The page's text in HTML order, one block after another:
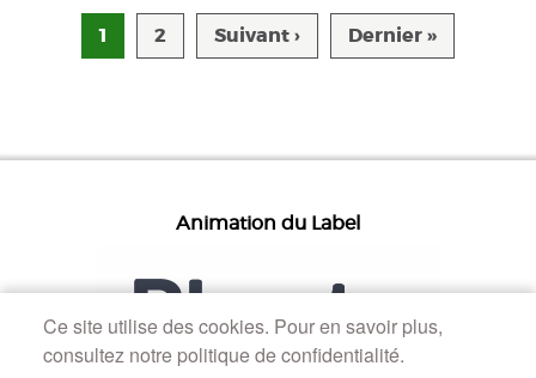
Pagination
1 2 Suivant ›Page suivante
Dernier »Dernière
Animation du Label
Ce site utilise des cookies. Pour en savoir plus,
consultez notre politique de confidentialité.